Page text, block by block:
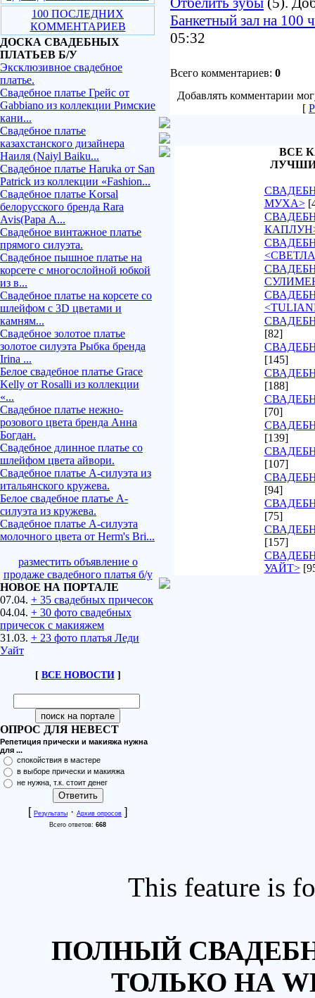
100 ПОСЛЕДНИХ
КОММЕНТАРИЕВ
ДОСКА СВАДЕБНЫХ
ПЛАТЬЕВ Б/У
Эксклюзивное свадебное
платье.
Свадебное платье Грейс от
Gabbiano из коллекции Римские
кани...
Свадебное платье
казахстанского дизайнера
Наиля (Naiyl Baiku...
Свадебное платье Haruka от San
Patrick из коллекции «Fashion...
Свадебное платье Korsal
белорусского бренда Rara
Avis(Рара А...
Свадебное винтажное платье
прямого силуэта.
Свадебное пышное платье на
корсете с многослойной юбкой
из в...
Свадебное платье на корсете со
шлейфом с 3D цветами и
камням...
Свадебное золотое платье
золотое силуэта Рыбка бренда
Irina ...
Белое свадебное платье Grace
Kelly от Rosalli из коллекции
«...
Свадебное платье нежно-
розового цвета бренда Анна
Богдан.
Свадебное длинное платье со
шлейфом цвета айвори.
Свадебное платье А-силуэта из
итальянского кружева.
Белое свадебное платье А-
силуэта из кружева.
Свадебное платье А-силуэта
молочного цвета от Herm's Bri...
разместить объявление о
продаже свадебного платья б/у
НОВОЕ НА ПОРТАЛЕ
07.04. + 35 свадебных причесок
04.04. + 30 фото свадебных
причесок с макияжем
31.03. + 23 фото платья Леди
Уайт
[ ВСЕ НОВОСТИ]
ОПРОС ДЛЯ НЕВЕСТ
Репетиция прически и макияжа нужна
для ...
спокойствия в мастере
в выборе прически и макияжа
не нужна, т.к. стоит денег
[ Результаты · Архив опросов ]
Всего ответов: 668
Банкетный зал на 100
05:32
Всего комментариев: 0
Добавлять комментарии
[
ВСЕ
МУХА>
[82]
[145]
[188]
[70]
[139]
[107]
[94]
[75]
[157]
УАЙТ>
This feature is
ПОЛНЫЙ
ТОЛЬКО НА